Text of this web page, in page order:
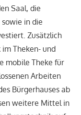
Saal, die
in die
Zusätzlich
Theken- und
mobile Theke für
Arbeiten
Bürgerhauses ab
weitere Mittel in